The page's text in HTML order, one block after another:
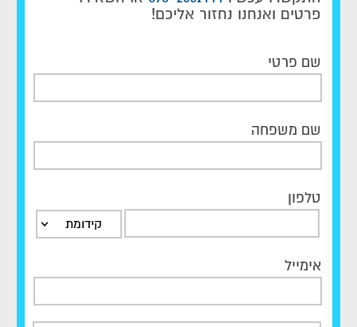
פרטים ואנחנו נחזור אליכם!
שם פרטי
שם משפחה
טלפון
קידומת
אימייל